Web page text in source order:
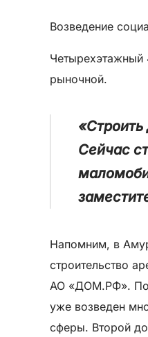
Возведение
Четырехэтажный
рыночной.
Сейчас
Напомним, в
строительство
АО «ДОМ.РФ». По
уже возведен
сферы. Второй